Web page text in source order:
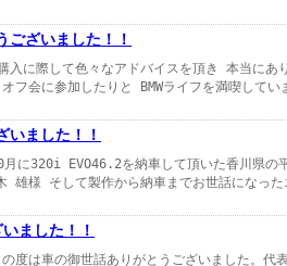
ございました！！
に際して色々なアドバイスを頂き 本当にあ
フ会に参加したりと BMWライフを満喫して
いました！！
に320i EVO46.2を納車して頂いた香川県の
雄様 そして製作から納車までお世話になっ
ました！！
度は車の御世話ありがとうございました。代